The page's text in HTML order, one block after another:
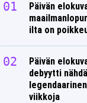
Päivän
ilta on
Päivän
debyytti
viikkoja